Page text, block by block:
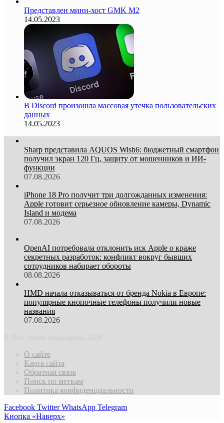
Представлен мини-хост GMK M2
14.05.2023
В Discord произошла массовая утечка пользовательских
данных
14.05.2023
Sharp представила AQUOS Wish6: бюджетный смартфон
получил экран 120 Гц, защиту от мошенников и ИИ-
функции
07.08.2026
iPhone 18 Pro получит три долгожданных изменения:
Apple готовит серьезное обновление камеры, Dynamic
Island и модема
07.08.2026
OpenAI потребовала отклонить иск Apple о краже
секретных разработок: конфликт вокруг бывших
сотрудников набирает обороты
08.08.2026
HMD начала отказываться от бренда Nokia в Европе:
популярные кнопочные телефоны получили новые
названия
07.08.2026
О сайте
Карта сайта
Обратная связь
Поиск по меткам
Политика конфиденциальности
Facebook Twitter WhatsApp Telegram
Кнопка «Наверх»